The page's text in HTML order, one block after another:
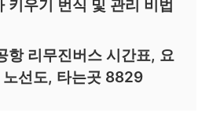
키우기 번식 및 관리 비법
항 리무진버스 시간표, 요
선도, 타는곳 8829